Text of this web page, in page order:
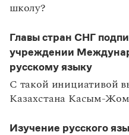
школу?
Главы стран СНГ
учреждении
русскому языку
С такой инициативой
Казахстана Касым-
Изучение русского